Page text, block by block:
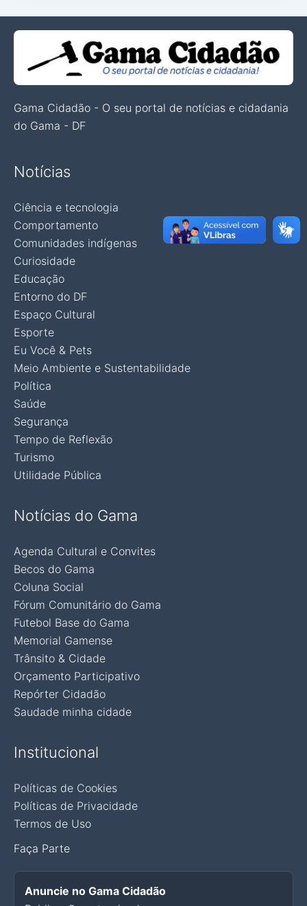
Gama Cidadão - O seu portal de notícias e cidadania
do Gama - DF
Notícias
Ciência e tecnologia
Comportamento
Comunidades indígenas
Curiosidade
Educação
Entorno do DF
Espaço Cultural
Esporte
Eu Você & Pets
Meio Ambiente e Sustentabilidade
Política
Saúde
Segurança
Tempo de Reflexão
Turismo
Utilidade Pública
Notícias do Gama
Agenda Cultural e Convites
Becos do Gama
Coluna Social
Fórum Comunitário do Gama
Futebol Base do Gama
Memorial Gamense
Trânsito & Cidade
Orçamento Participativo
Repórter Cidadão
Saudade minha cidade
Institucional
Políticas de Cookies
Políticas de Privacidade
Termos de Uso
Faça Parte
Anuncie no Gama Cidadão